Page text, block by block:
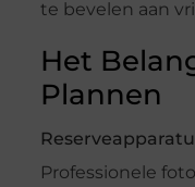
te bevelen aan
Het
Plannen
Professionele